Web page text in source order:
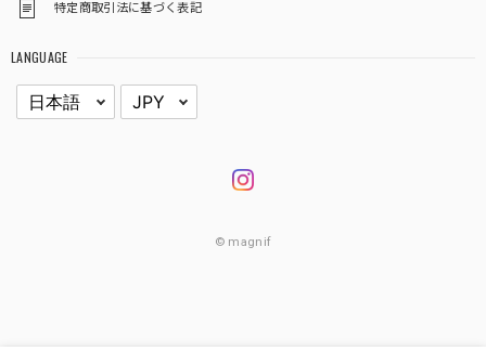
特定商取引法に基づく表記
LANGUAGE
© magnif